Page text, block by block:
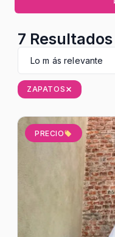
7 Resultados
Lo m ás relevante
ZAPATOS
PRECIO